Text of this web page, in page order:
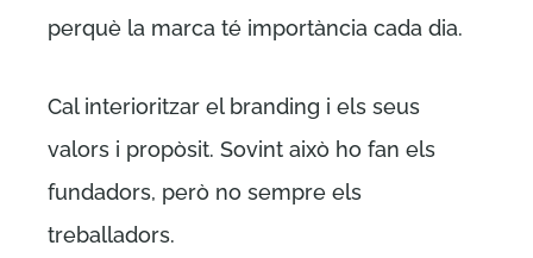
perquè la marca té importància cada dia.
Cal interioritzar el branding i els seus
valors i propòsit. Sovint això ho fan els
fundadors, però no sempre els
treballadors.